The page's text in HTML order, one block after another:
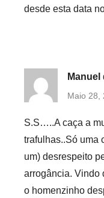
desde esta data
Manuel
Maio 28,
S.S…..A caça a
trafulhas..Só uma
um) desrespeito
arrogância. Vindo
o homenzinho